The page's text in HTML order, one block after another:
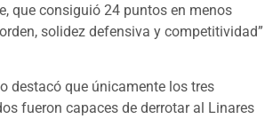
que consiguió 24 puntos en menos
solidez defensiva y competitividad”
destacó que únicamente los tres
fueron capaces de derrotar al Linares